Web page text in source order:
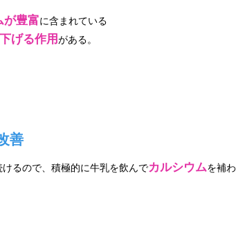
が豊富に含まれている
げる作用がある。
善
るので、積極的に牛乳を飲んでカルシウムを補わ